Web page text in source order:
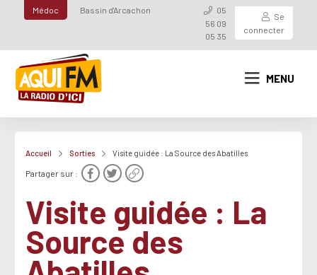
Médoc Bassin d'Arcachon
05
56 09
05 35
Se
connecter
MENU
Accueil Sorties Visite guidée : La Source des Abatilles
Partager sur :
Visite guidée : La
Source des